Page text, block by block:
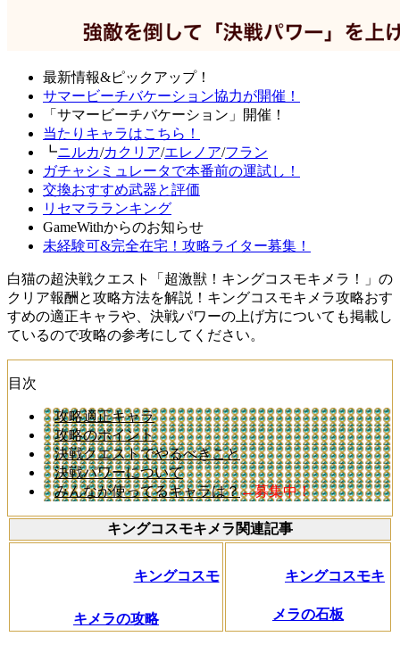
最新情報&ピックアップ！
サマービーチバケーション協力が開催！
「サマービーチバケーション」開催！
当たりキャラはこちら！
┗ニルカ/カクリア/エレノア/フラン
ガチャシミュレータで本番前の運試し！
交換おすすめ武器と評価
リセマラランキング
GameWithからのお知らせ
未経験可&完全在宅！攻略ライター募集！
白猫の超決戦クエスト「超激獣！キングコスモキメラ！」の
クリア報酬と攻略方法を解説！キングコスモキメラ攻略おす
すめの適正キャラや、決戦パワーの上げ方についても掲載し
ているので攻略の参考にしてください。
目次
攻略適正キャラ
攻略のポイント
決戦クエストでやるべきこと
決戦パワーについて
みんなが使ってるキャラは？←募集中！
キングコスモキメラ関連記事
キングコスモ
キメラの攻略
キングコスモキ
メラの石板